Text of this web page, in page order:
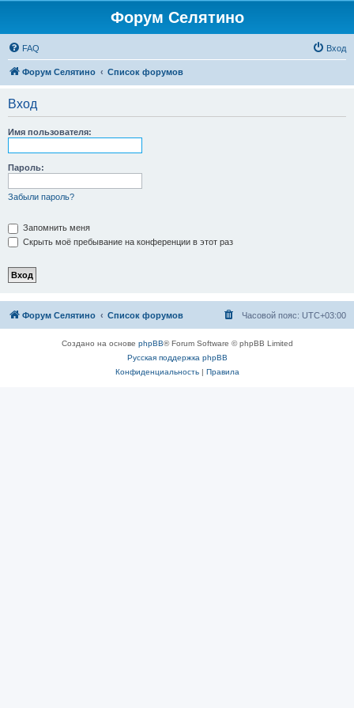
Форум Селятино
FAQ Вход
Форум Селятино Список форумов
Вход
Имя пользователя:
Пароль:
Забыли пароль?
Запомнить меня
Скрыть моё пребывание на конференции в этот раз
Форум Селятино Список форумов Часовой пояс: UTC+03:00
Создано на основе phpBB® Forum Software © phpBB Limited
Русская поддержка phpBB
Конфиденциальность| Правила